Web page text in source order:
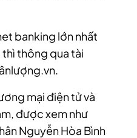
banking lớn nhất
thông qua tài
mại điện tử và
được xem như
Nguyễn Hòa Bình